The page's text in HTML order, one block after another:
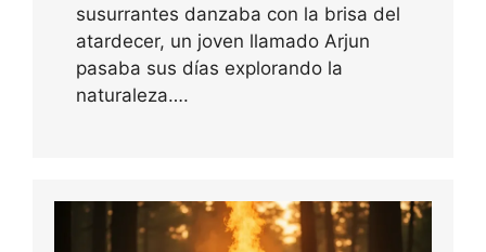
susurrantes danzaba con la brisa del
atardecer, un joven llamado Arjun
pasaba sus días explorando la
naturaleza….